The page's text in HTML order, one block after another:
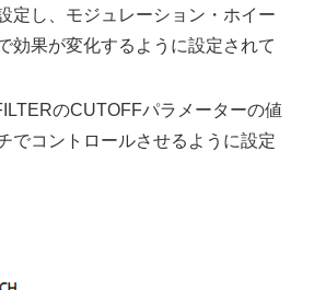
定し、モジュレーション・ホイー
効果が変化するように設定されて
のCUTOFFパラメーターの値
でコントロールさせるように設定